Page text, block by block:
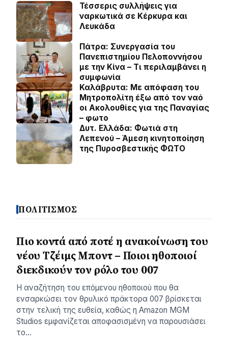
Τέσσερις συλλήψεις για
ναρκωτικά σε Κέρκυρα και
Λευκάδα
Πάτρα: Συνεργασία του
Πανεπιστημίου Πελοποννήσου
με την Κίνα – Τι περιλαμβάνει η
συμφωνία
Καλάβρυτα: Με απόφαση του
Μητροπολίτη έξω από τον ναό
οι Ακολουθίες για της Παναγίας
– φωτο
Δυτ. Ελλάδα: Φωτιά στη
Λεπενού – Άμεση κινητοποίηση
της Πυροσβεστικής ΦΩΤΟ
ΠΟΛΙΤΙΣΜΟΣ
Πιο κοντά από ποτέ η ανακοίνωση του
νέου Τζέιμς Μποντ – Ποιοι ηθοποιοί
διεκδικούν τον ρόλο του 007
Η αναζήτηση του επόμενου ηθοποιού που θα
ενσαρκώσει τον θρυλικό πράκτορα 007 βρίσκεται
στην τελική της ευθεία, καθώς η Amazon MGM
Studios εμφανίζεται αποφασισμένη να παρουσιάσει
το…